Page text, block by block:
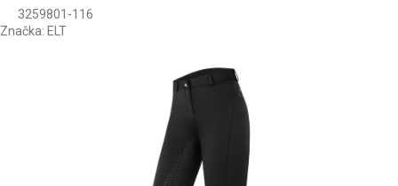
3259801-116
Značka: ELT